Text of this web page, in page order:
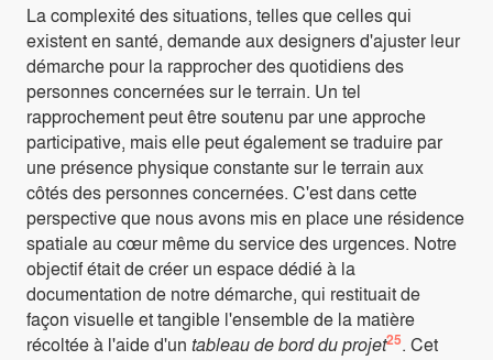
La complexité des situations, telles que celles qui
existent en santé, demande aux designers d'ajuster leur
démarche pour la rapprocher des quotidiens des
personnes concernées sur le terrain. Un tel
rapprochement peut être soutenu par une approche
participative, mais elle peut également se traduire par
une présence physique constante sur le terrain aux
côtés des personnes concernées. C'est dans cette
perspective que nous avons mis en place une résidence
spatiale au cœur même du service des urgences. Notre
objectif était de créer un espace dédié à la
documentation de notre démarche, qui restituait de
façon visuelle et tangible l'ensemble de la matière
récoltée à l'aide d'un tableau de bord du projet25. Cet